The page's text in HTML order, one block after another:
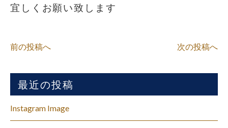
宜しくお願い致します
前の投稿へ 次の投稿へ
最近の投稿
Instagram Image